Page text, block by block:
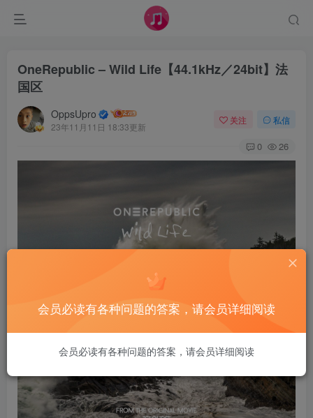
OneRepublic – Wild Life【44.1kHz／24bit】法
国区
OppsUpro
23年11月11日 18:33更新
关注 私信
0 26
会员必读有各种问题的答案，请会员详细阅读
会员必读有各种问题的答案，请会员详细阅读